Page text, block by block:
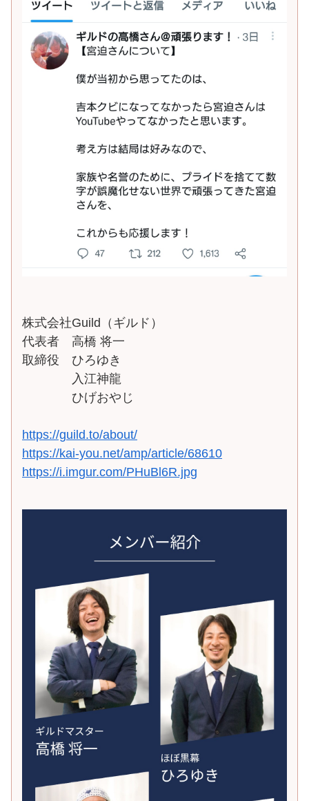
株式会社Guild（ギルド）
代表者 高橋 将一
取締役 ひろゆき
入江神龍
ひげおやじ
https://guild.to/about/
https://kai-you.net/amp/article/68610
https://i.imgur.com/PHuBl6R.jpg